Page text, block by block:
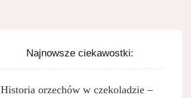
Najnowsze ciekawostki:
Historia orzechów w czekoladzie –